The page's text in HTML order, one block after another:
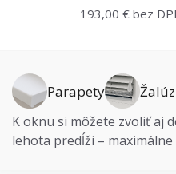
193,00 € bez
Parapety
K oknu si môžete zvoliť aj
lehota predĺži – maximálne